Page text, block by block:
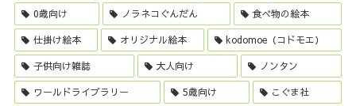
0歳向け ノラネコぐんだん 食べ物の絵本
仕掛け絵本 オリジナル絵本 kodomoe（コドモエ）
子供向け雑誌 大人向け ノンタン
ワールドライブラリー 5歳向け こぐま社